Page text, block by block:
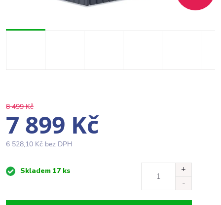
8 499 Kč
7 899 Kč
6 528,10 Kč bez DPH
MěrnáSkladem 17 ks